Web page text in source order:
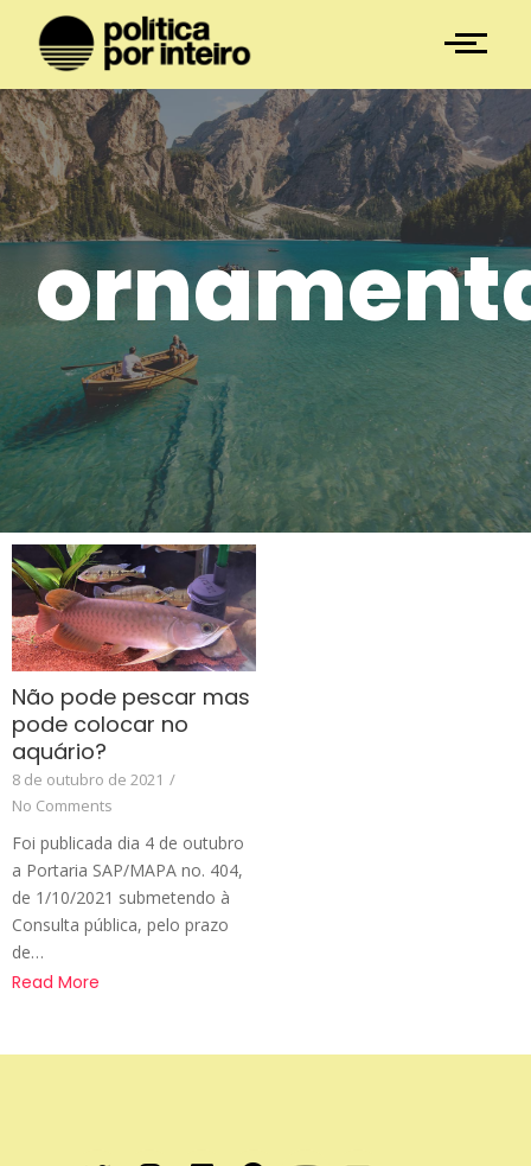
Não pode pescar mas
pode colocar no
aquário?
8 de outubro de 2021 /
No Comments
Foi publicada dia 4 de outubro
a Portaria SAP/MAPA no. 404,
de 1/10/2021 submetendo à
Consulta pública, pelo prazo
de…
Read More